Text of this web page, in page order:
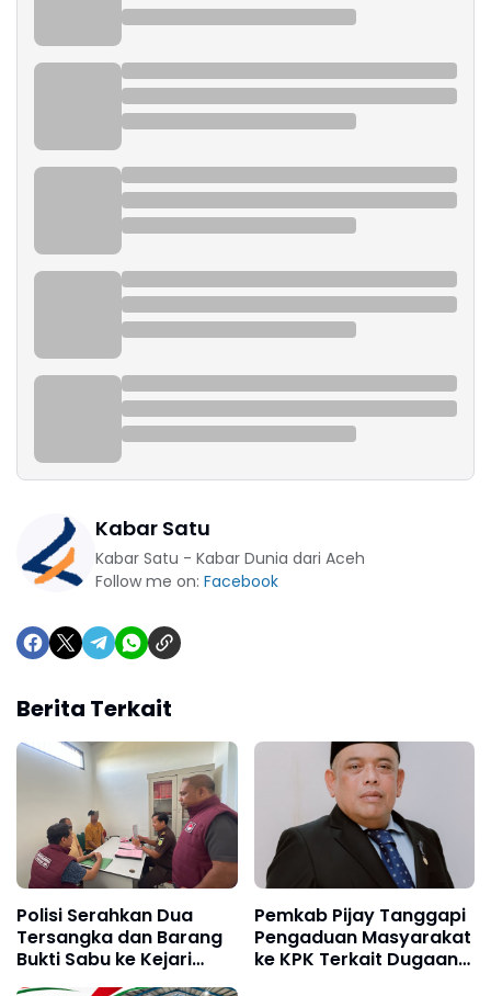
Kabar Satu
Kabar Satu - Kabar Dunia dari Aceh
Follow me on: Facebook
Berita Terkait
Polisi Serahkan Dua
Tersangka dan Barang
Bukti Sabu ke Kejari
Pidie Jaya
Pemkab Pijay Tanggapi
Pengaduan Masyarakat
ke KPK Terkait Dugaan